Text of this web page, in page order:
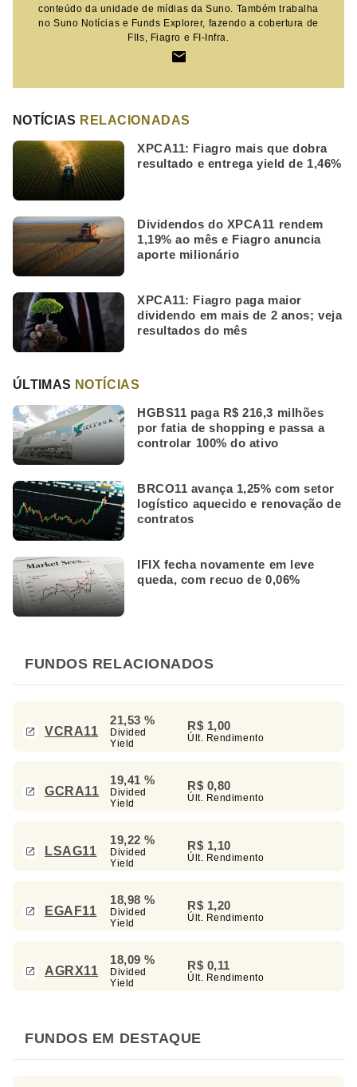
conteúdo da unidade de mídias da Suno. Também trabalha
no Suno Notícias e Funds Explorer, fazendo a cobertura de
FIIs, Fiagro e FI-Infra.
NOTÍCIAS RELACIONADAS
XPCA11: Fiagro mais que dobra
resultado e entrega yield de 1,46%
Dividendos do XPCA11 rendem
1,19% ao mês e Fiagro anuncia
aporte milionário
XPCA11: Fiagro paga maior
dividendo em mais de 2 anos; veja
resultados do mês
ÚLTIMAS NOTÍCIAS
HGBS11 paga R$ 216,3 milhões
por fatia de shopping e passa a
controlar 100% do ativo
BRCO11 avança 1,25% com setor
logístico aquecido e renovação de
contratos
IFIX fecha novamente em leve
queda, com recuo de 0,06%
FUNDOS RELACIONADOS
VCRA11
21,53 %
Divided
Yield
R$ 1,00
Últ. Rendimento
GCRA11
19,41 %
Divided
Yield
R$ 0,80
Últ. Rendimento
LSAG11
19,22 %
Divided
Yield
R$ 1,10
Últ. Rendimento
EGAF11
18,98 %
Divided
Yield
R$ 1,20
Últ. Rendimento
AGRX11
18,09 %
Divided
Yield
R$ 0,11
Últ. Rendimento
FUNDOS EM DESTAQUE